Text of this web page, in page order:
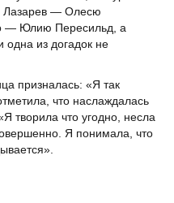
Лазарев — Олесю
— Юлию Пересильд, а
из догадок не
призналась: «Я так
что наслаждалась
творила что угодно, несла
Я понимала, что